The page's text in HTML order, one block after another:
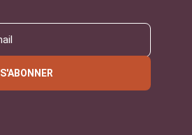
S'ABONNER